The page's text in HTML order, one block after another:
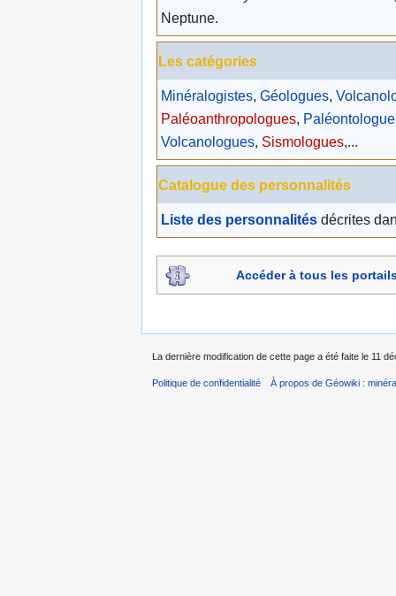
Neptune.
Les catégories
Minéralogistes, Géologues,
Paléoanthropologues,
Volcanologues, Sismologues,...
Catalogue des personnalités
Liste des personnalités décrites
Accéder à tous les
La dernière modification de cette page a été faite le 11
Politique de confidentialité À propos de Géowiki :